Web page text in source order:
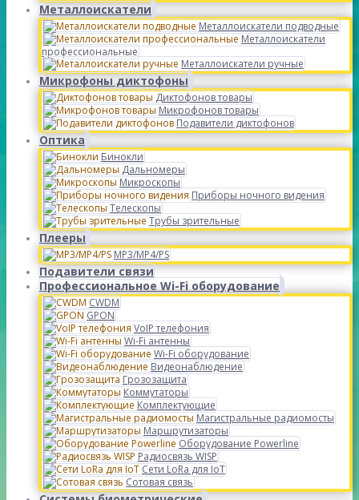
Металлоискатели
Металлоискатели подводные
Металлоискатели
профессиональные
Металлоискатели ручные
Микрофоны диктофоны
Диктофонов товары
Микрофонов товары
Подавители диктофонов
Оптика
Бинокли
Дальномеры
Микроскопы
Приборы ночного видения
Телескопы
Трубы зрительные
Плееры
MP3/MP4/PS
Подавители связи
Профессиональное Wi-Fi оборудование
CWDM
GPON
VoIP телефония
Wi-Fi антенны
Wi-Fi оборудование
Видеонаблюдение
Грозозащита
Коммутаторы
Комплектующие
Магистральные радиомосты
Маршрутизаторы
Оборудование Powerline
Радиосвязь WISP
Сети LoRa для IoT
Сотовая связь